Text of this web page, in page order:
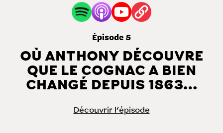
Épisode 5
OÙ ANTHONY DÉCOUVRE
QUE LE COGNAC A BIEN
CHANGÉ DEPUIS 1863…
Découvrir l'épisode